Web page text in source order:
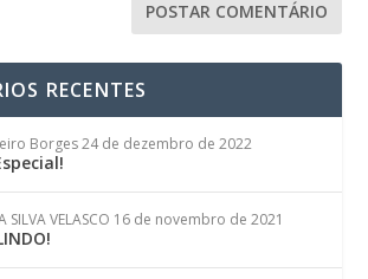
RECENTES
Borges 24 de dezembro de 2022
SILVA VELASCO 16 de novembro de 2021